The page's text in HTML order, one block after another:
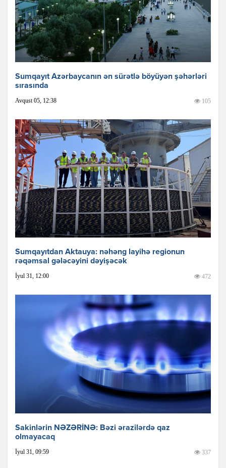
Sumqayıt Azərbaycanın ən sürətlə böyüyən şəhərləri
sırasında
Avqust 05, 12:38 105
Sumqayıtdan Aktauya: nəhəng layihə regionun
rəqəmsal gələcəyini dəyişəcək
İyul 31, 12:00 472
Sakinlərin NƏZƏRİNƏ: Bəzi ərazilərdə qaz
olmayacaq
İyul 31, 09:59 337